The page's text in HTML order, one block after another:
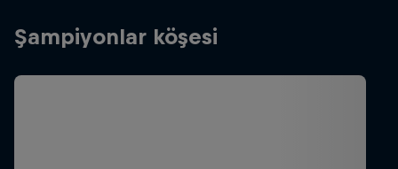
Şampiyonlar köşesi